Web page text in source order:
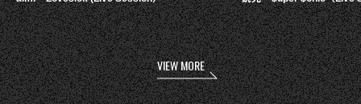
VIEW MORE